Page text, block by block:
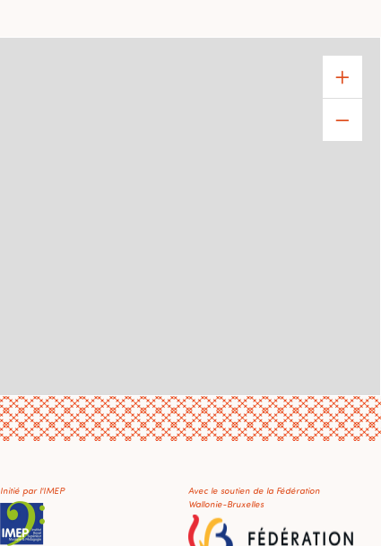
Initié par l'IMEP
Avec le soutien de la Fédération
Wallonie-Bruxelles